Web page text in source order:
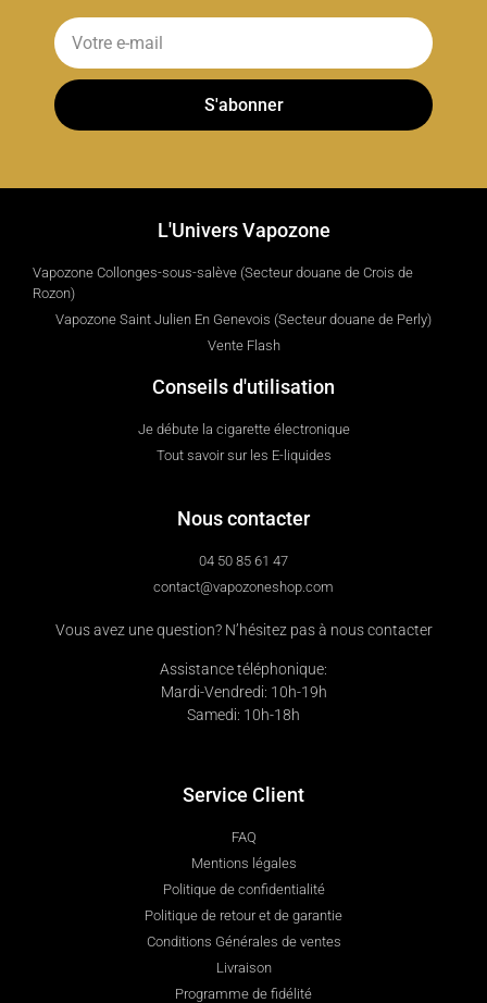
S'abonner
L'Univers Vapozone
Vapozone Collonges-sous-salève (Secteur douane de Crois de
Rozon)
Vapozone Saint Julien En Genevois (Secteur douane de Perly)
Vente Flash
Conseils d'utilisation
Je débute la cigarette électronique
Tout savoir sur les E-liquides
Nous contacter
04 50 85 61 47
contact@vapozoneshop.com
Vous avez une question? N’hésitez pas à nous contacter
Assistance téléphonique:
Mardi-Vendredi: 10h-19h
Samedi: 10h-18h
Service Client
FAQ
Mentions légales
Politique de confidentialité
Politique de retour et de garantie
Conditions Générales de ventes
Livraison
Programme de fidélité